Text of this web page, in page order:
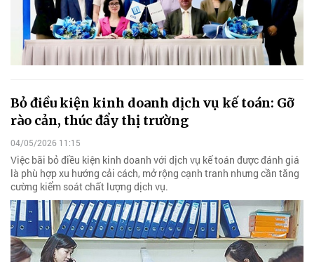
Bỏ điều kiện kinh doanh dịch vụ kế toán: Gỡ
rào cản, thúc đẩy thị trường
04/05/2026 11:15
Việc bãi bỏ điều kiện kinh doanh với dịch vụ kế toán được đánh giá
là phù hợp xu hướng cải cách, mở rộng cạnh tranh nhưng cần tăng
cường kiểm soát chất lượng dịch vụ.